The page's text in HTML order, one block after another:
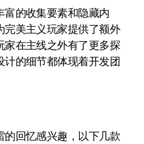
富的收集要素和隐藏内
美主义玩家提供了额外
家在主线之外有了更多探
的细节都体现着开发团
回忆感兴趣，以下几款